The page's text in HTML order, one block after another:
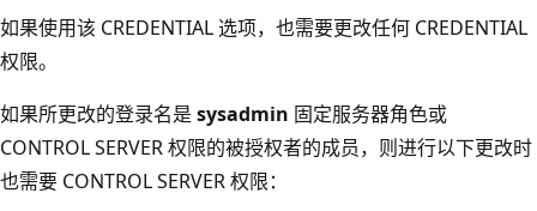
如果使用该 CREDENTIAL 选项，也需要更改任何 CREDENTIAL
权限。
如果所更改的登录名是 sysadmin 固定服务器角色或
CONTROL SERVER 权限的被授权者的成员，则进行以下更改时
也需要 CONTROL SERVER 权限：